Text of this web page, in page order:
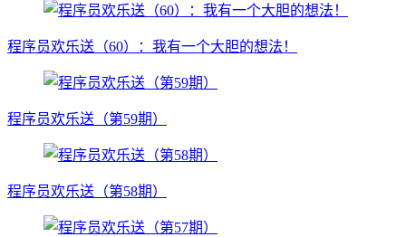
程序员欢乐送（60）：我有一个大胆的想法！
程序员欢乐送（第59期）
程序员欢乐送（第58期）